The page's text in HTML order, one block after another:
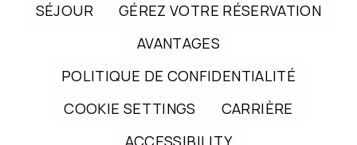
SÉJOUR
GÉREZ VOTRE RÉSERVATION
AVANTAGES
POLITIQUE DE CONFIDENTIALITÉ
COOKIE SETTINGS
CARRIÈRE